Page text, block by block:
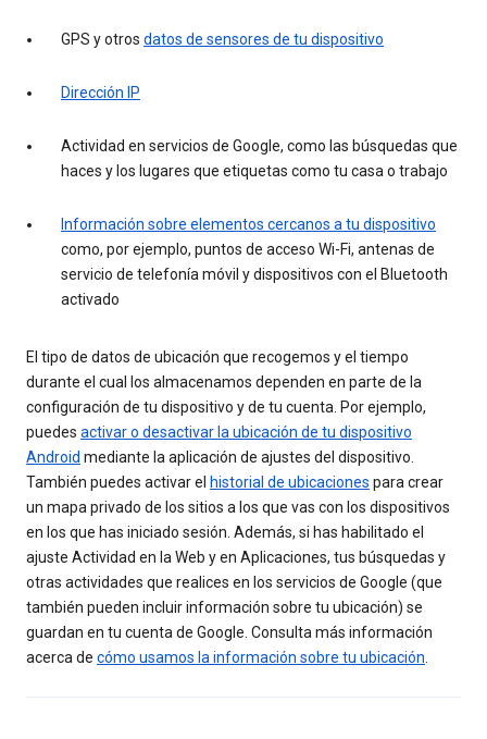
GPS y otros datos de sensores de tu dispositivo
Dirección IP
Actividad en servicios de Google, como las búsquedas que
haces y los lugares que etiquetas como tu casa o trabajo
Información sobre elementos cercanos a tu dispositivo
como, por ejemplo, puntos de acceso Wi-Fi, antenas de
servicio de telefonía móvil y dispositivos con el Bluetooth
activado
El tipo de datos de ubicación que recogemos y el tiempo
durante el cual los almacenamos dependen en parte de la
configuración de tu dispositivo y de tu cuenta. Por ejemplo,
puedes activar o desactivar la ubicación de tu dispositivo
Android mediante la aplicación de ajustes del dispositivo.
También puedes activar el historial de ubicaciones para crear
un mapa privado de los sitios a los que vas con los dispositivos
en los que has iniciado sesión. Además, si has habilitado el
ajuste Actividad en la Web y en Aplicaciones, tus búsquedas y
otras actividades que realices en los servicios de Google (que
también pueden incluir información sobre tu ubicación) se
guardan en tu cuenta de Google. Consulta más información
acerca de cómo usamos la información sobre tu ubicación.